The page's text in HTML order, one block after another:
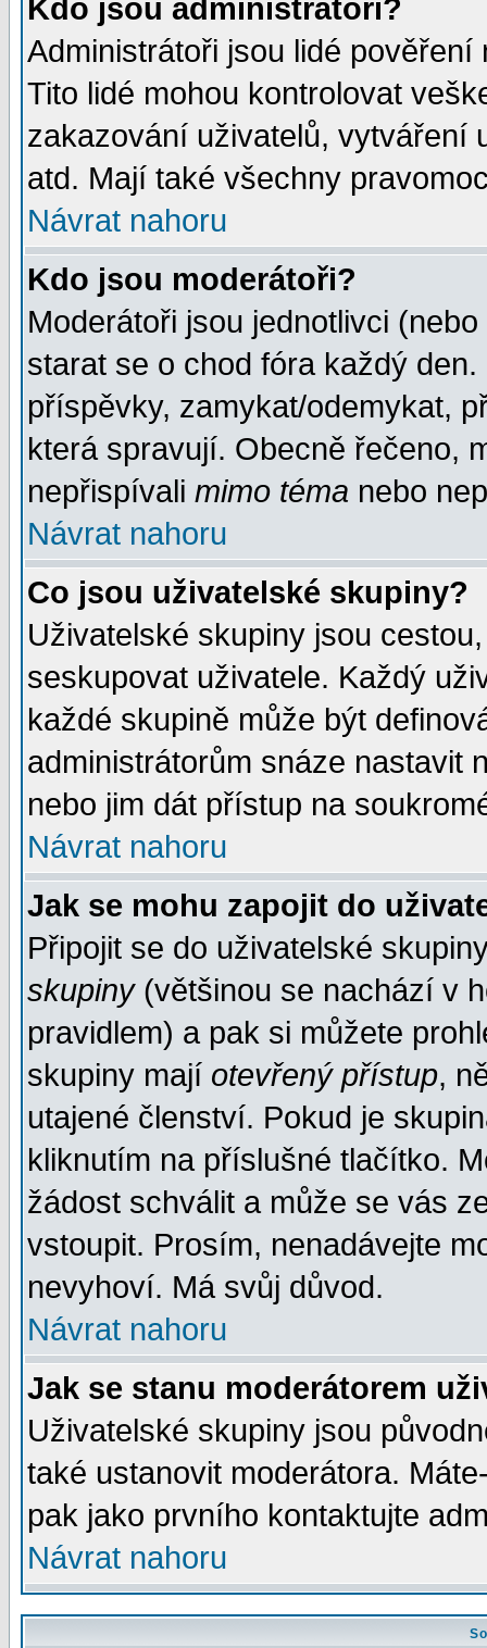
Kdo jsou administrátoři?
Administrátoři jsou lidé
Tito lidé mohou kontrolovat
zakazování uživatelů, vytváření
atd. Mají také všechny
Návrat nahoru
Kdo jsou moderátoři?
Moderátoři jsou jednotlivci
starat se o chod fóra každý
příspěvky, zamykat/odemykat,
která spravují. Obecně řečeno,
nepřispívali mimo téma nebo
Návrat nahoru
Co jsou uživatelské skupiny?
Uživatelské skupiny jsou
seskupovat uživatele. Každý
každé skupině může být
administrátorům snáze nastavit
nebo jim dát přístup na
Návrat nahoru
Jak se mohu zapojit do
Připojit se do uživatelské
skupiny(většinou se nachází v
pravidlem) a pak si můžete
skupiny mají otevřený přístup,
utajené členství. Pokud je
kliknutím na příslušné tlačítko.
žádost schválit a může se vás
vstoupit. Prosím, nenadávejte
nevyhoví. Má svůj důvod.
Návrat nahoru
Jak se stanu moderátorem
Uživatelské skupiny jsou
také ustanovit moderátora.
pak jako prvního kontaktujte
Návrat nahoru